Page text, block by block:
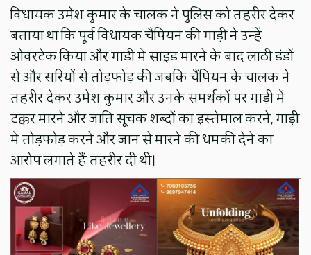
विधायक उमेश कुमार के चालक ने पुलिस को तहरीर देकर
बताया था कि पूर्व विधायक चैंपियन की गाड़ी ने उन्हें
ओवरटेक किया और गाड़ी में साइड मारने के बाद लाठी डंडों
से और सरियों से तोड़फोड़ की जबकि चैंपियन के चालक ने
तहरीर देकर उमेश कुमार और उनके समर्थकों पर गाड़ी में
टक्कर मारने और जाति सूचक शब्दों का इस्तेमाल करने, गाड़ी
में तोड़फोड़ करने और जान से मारने की धमकी देने का
आरोप लगाते हैं तहरीर दी थी।